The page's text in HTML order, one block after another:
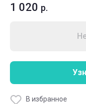
1 020 р.
В избранное